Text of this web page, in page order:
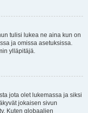
tulisi lukea ne aina kun on
ja omissa asetuksissa.
ylläpitäjä.
jota olet lukemassa ja siksi
jokaisen sivun
Kuten globaalien